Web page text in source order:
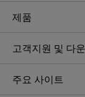
제품
고객지원 및 다
주요 사이트